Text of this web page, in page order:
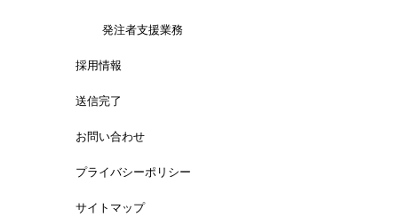
発注者支援業務
採用情報
送信完了
お問い合わせ
プライバシーポリシー
サイトマップ